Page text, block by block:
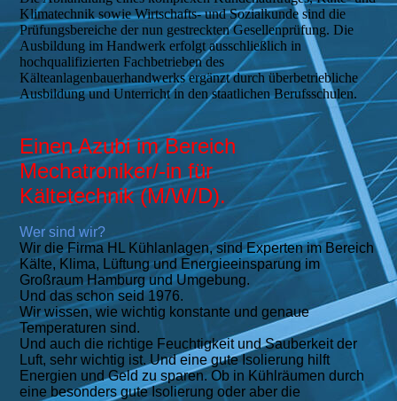
Klimatechnik sowie Wirtschafts- und Sozialkunde sind die
Prüfungsbereiche der nun gestreckten Gesellenprüfung. Die
Ausbildung im Handwerk erfolgt ausschließlich in
hochqualifizierten Fachbetrieben des
Kälteanlagenbauerhandwerks ergänzt durch überbetriebliche
Ausbildung und Unterricht in den staatlichen Berufsschulen.
Einen Azubi im Bereich
Mechatroniker/-in für
Kältetechnik(M/W/D).
Wer sind wir?
Wir die Firma HL Kühlanlagen, sind Experten im Bereich
Kälte, Klima, Lüftung und Energieeinsparung im
Großraum Hamburg und Umgebung.
Und das schon seid 1976.
Wir wissen, wie wichtig konstante und genaue
Temperaturen sind.
Und auch die richtige Feuchtigkeit und Sauberkeit der
Luft, sehr wichtig ist. Und eine gute Isolierung hilft
Energien und Geld zu sparen. Ob in Kühlräumen durch
eine besonders gute Isolierung oder aber die